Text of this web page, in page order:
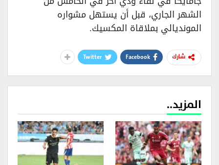
الشهر الجاري، قبل أن يستهل مشواره
المونديالي بملاقاة المكسيك.
شارك Facebook
Twitter
المزيد..